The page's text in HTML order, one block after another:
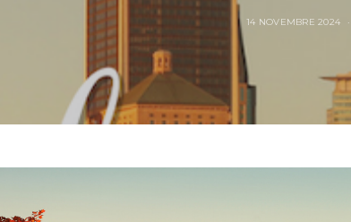
14 NOVEMBRE 2024